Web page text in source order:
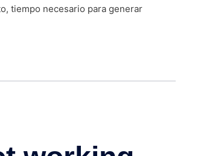
tiempo necesario para generar